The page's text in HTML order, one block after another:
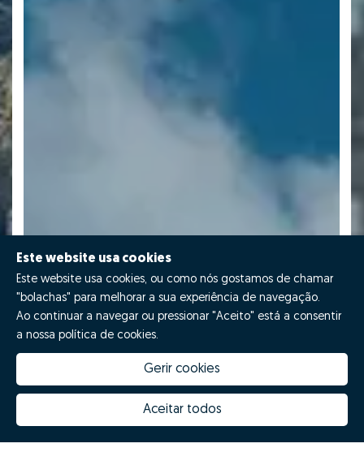
Este website usa cookies
Este website usa cookies, ou como nós gostamos de chamar
"bolachas" para melhorar a sua experiência de navegação.
Ao continuar a navegar ou pressionar "Aceito" está a consentir
a nossa política de cookies.
Gerir cookies
Aceitar todos